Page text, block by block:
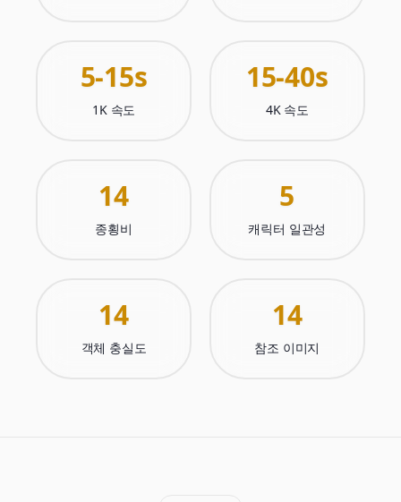
5-15s
1K 속도
15-40s
4K 속도
14
종횡비
5
캐릭터 일관성
14
객체 충실도
14
참조 이미지